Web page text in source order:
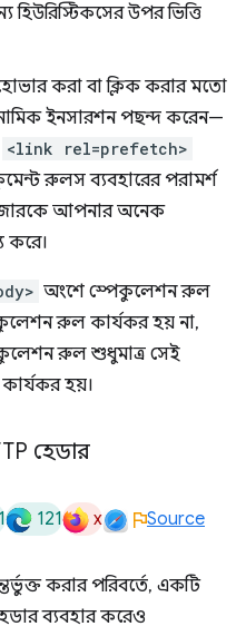
উপর ভিত্তি
করা বা ক্লিক করার মতো
ইনসারশন পছন্দ করেন—
<link rel=prefetch>
রুলস ব্যবহারের পরামর্শ
আপনার অনেক
করে।
অংশে স্পেকুলেশন রুল
রুল কার্যকর হয় না,
রুল শুধুমাত্র সেই
হয়।
হেডার
121 x Source
করার পরিবর্তে, একটি
ব্যবহার করেও